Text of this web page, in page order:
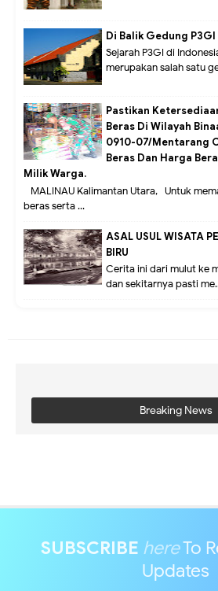
Di Balik Gedung P3GI
Sejarah P3GI di
merupakan salah satu
Pastikan
Beras Di Wilayah
0910-07/Mentarang
Beras Dan Harga
Milik Warga.
MALINAU Kalimantan Utara,- Untuk
beras serta ...
ASAL USUL WISATA
BIRU
Cerita ini dari mulut ke
dan sekitarnya pasti
Breaking News
SUBSCRIBE hereTo
Updates